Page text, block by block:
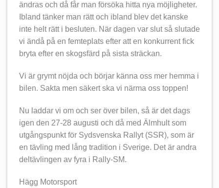
ändras och då får man försöka hitta nya möjligheter.
Ibland tänker man rätt och ibland blev det kanske
inte helt rätt i besluten. När dagen var slut så slutade
vi ändå på en femteplats efter att en konkurrent fick
bryta efter en skogsfärd på sista sträckan.
Vi är grymt nöjda och börjar känna oss mer hemma i
bilen. Sakta men säkert ska vi närma oss toppen!
Nu laddar vi om och ser över bilen, så är det dags
igen den 27-28 augusti och då med Älmhult som
utgångspunkt för Sydsvenska Rallyt (SSR), som är
en tävling med lång tradition i Sverige. Det är andra
deltävlingen av fyra i Rally-SM.
Hägg Motorsport